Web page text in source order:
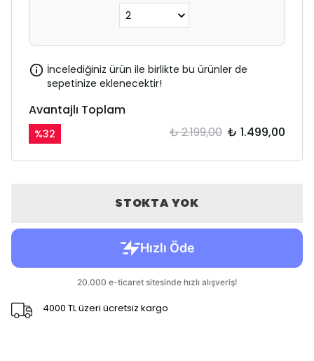
İncelediğiniz ürün ile birlikte bu ürünler de
sepetinize eklenecektir!
Avantajlı Toplam
%32 ₺ 2.199,00 ₺ 1.499,00
STOKTA YOK
4000 TL üzeri ücretsiz kargo